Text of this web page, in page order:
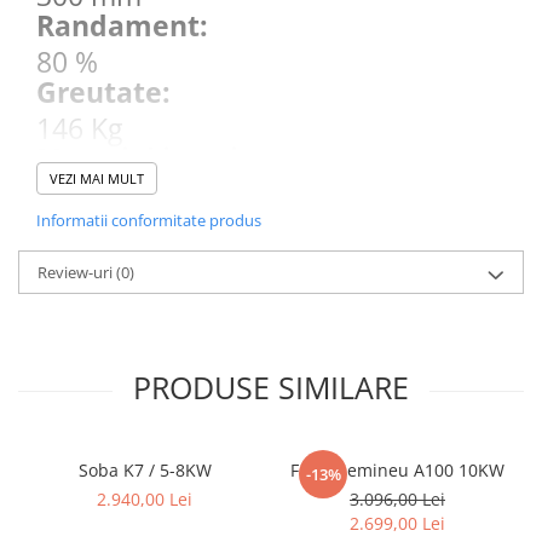
Randament:
80 %
Greutate:
146 Kg
Material interior:
Samota
Putere maxima:
8
Clasa Energetica:
Incalzire aer
Tip Deschidere:
VEZI MAI MULT
Informatii conformitate produs
Review-uri(0)
PRODUSE SIMILARE
Soba K7 / 5-8KW
2.940,00 Lei
-13%
Focar semineu A100 10KW
3.096,00 Lei
2.699,00 Lei